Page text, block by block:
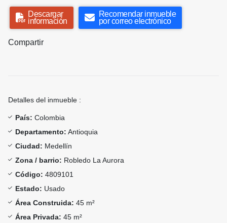
Descargar
información
Recomendar inmueble
por correo electrónico
Compartir
Detalles del inmueble :
País: Colombia
Departamento: Antioquia
Ciudad: Medellín
Zona / barrio: Robledo La Aurora
Código: 4809101
Estado: Usado
Área Construida: 45 m²
Área Privada: 45 m²